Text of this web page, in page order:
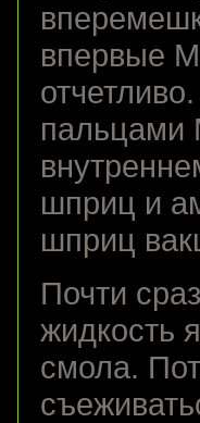
впервые
пальцами
шприц и
шприц
Почти
жидкость
смола.